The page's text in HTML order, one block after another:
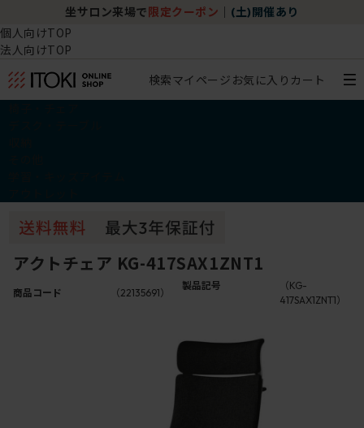
坐サロン来場で 限定クーポン (土)開催あり
個人向けTOP
法人向けTOP
検索マイページ お気に入り カート
アクトチェア KG-417SAX1ZNT1
商品コード （22135691）
製品記号
（KG-
417SAX1ZNT1）